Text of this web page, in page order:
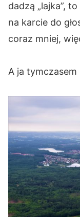
dadzą „lajka”,
na karcie do
coraz mniej,
A ja